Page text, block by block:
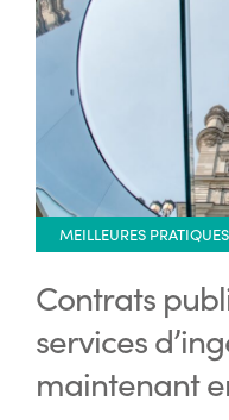
MEILLEURES PRATIQUES
Contrats
services
maintenant